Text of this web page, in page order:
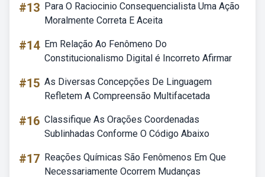
#13 Para O Raciocinio Consequencialista Uma Ação
Moralmente Correta E Aceita
#14 Em Relação Ao Fenômeno Do
Constitucionalismo Digital é Incorreto Afirmar
#15 As Diversas Concepções De Linguagem
Refletem A Compreensão Multifacetada
#16 Classifique As Orações Coordenadas
Sublinhadas Conforme O Código Abaixo
#17 Reações Químicas São Fenômenos Em Que
Necessariamente Ocorrem Mudanças